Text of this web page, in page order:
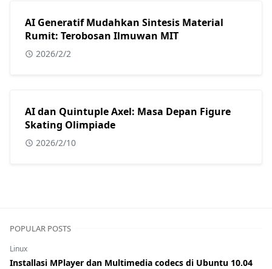
AI Generatif Mudahkan Sintesis Material
Rumit: Terobosan Ilmuwan MIT
2026/2/2
AI dan Quintuple Axel: Masa Depan Figure
Skating Olimpiade
2026/2/10
POPULAR POSTS
Linux
Installasi MPlayer dan Multimedia codecs di Ubuntu 10.04